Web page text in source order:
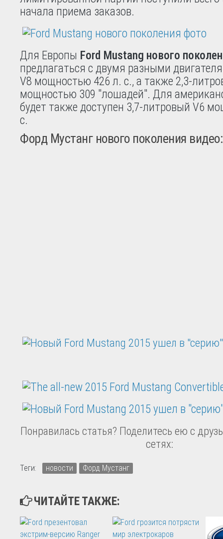
начала приема заказов.
Для Европы Ford Mustang нового
предлагаться с двумя разными
V8 мощностью 426 л. с., а также 2,3-
мощностью 309 "лошадей". Для
будет также доступен 3,7-литровый V6
с.
Форд Мустанг нового поколения видео:
Понравилась статья? Поделитесь ею с
сетях:
Теги: новости Форд Мустанг
ЧИТАЙТЕ ТАКЖЕ: